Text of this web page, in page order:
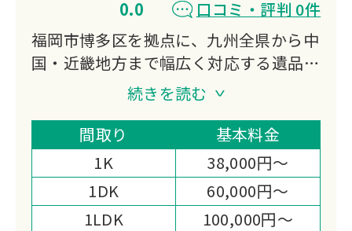
0.0
口コミ・評判 0件
福岡市博多区を拠点に、九州全県から中
国・近畿地方まで幅広く対応する遺品整
理の専門業者です。遺品整理・福祉整
理・特殊清掃の3サービスを提供し、故
人の思い出を大切にしながら誠心誠意の
サービスをお届けします。業界一の低価
格と高品質なサービスで、ご遺族の心の
整理もサポートいたします。
続きを読む
間取り
基本料金
1K
38,000円～
1DK
60,000円～
1LDK
100,000円～